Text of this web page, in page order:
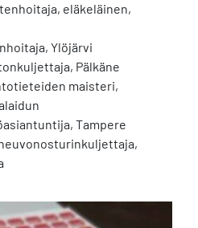
eläkeläinen,
Ylöjärvi
Pälkäne
maisteri,
Tampere